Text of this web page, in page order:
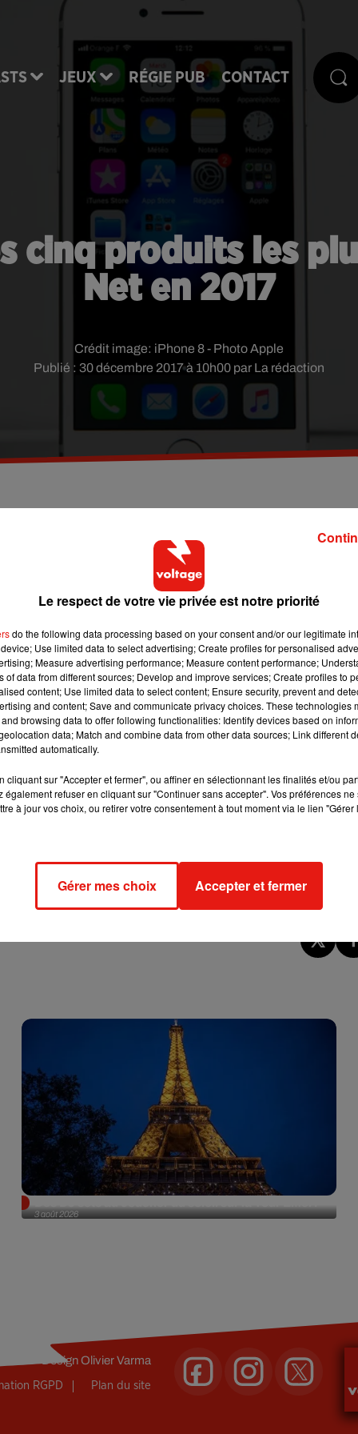
JEUX RÉGIE PUB CONTACT
cinq produits les
Net en 2017
Publié : 30 décembre 2017 à 10h00 par La rédaction
Crédit image: iPhone 8 - Photo Apple
et consoles de jeux vidéo sont en tête des
plus, en tête des recherches high-tech sur Google, le moteur de
partie des cinquante objets technologiques les plus
de 1,2 milliard de téléphones vendus dans le monde, avec
d’iPhone : l’iPhone 8et l’iPhone X.
Google,en 2017
disponible depuis le 7 novembre 2017.
de gamme, disponible depuis le 21 avril 2017.
sur le marché, elle peut aussi bien faire office de console
le dixième anniversaire de l’iPhone.
du smartphone signé Apple.
3 août 2026
DesignOlivier Varma
RGPD Plan du site
Le respect de votre vie privée est notre priorité
do the following data processing based on your consent and/or our legitimate
Use limited data to select advertising; Create profiles for personalised
Measure advertising performance; Measure content performance;
of data from different sources; Develop and improve services; Create profiles to
content; Use limited data to select content; Ensure security, prevent and
and content; Save and communicate privacy choices. These technologies
browsing data to offer following functionalities: Identify devices based on
data; Match and combine data from other data sources; Link different
automatically.
cliquant sur "Accepter et fermer", ou affiner en sélectionnant les finalités et/ou
également refuser en cliquant sur "Continuer sans accepter". Vos préférences
à jour vos choix, ou retirer votre consentement à tout moment via le lien
Gérer mes choix Accepter et fermer